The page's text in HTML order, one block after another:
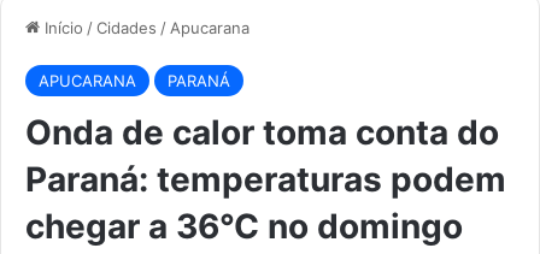
Início /Cidades / Apucarana
APUCARANA PARANÁ
Onda de calor toma conta do
Paraná: temperaturas podem
chegar a 36°C no domingo